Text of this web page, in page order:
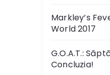
Markley’s
World 2017
G.O.A.T.:
Concluzia!